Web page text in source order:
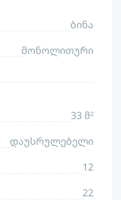
ბინა
მონოლითური
33 მ²
დაუსრულებელი
12
22